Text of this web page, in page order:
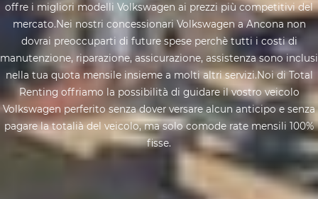
offre i migliori modelli Volkswagen ai prezzi più competitivi del
mercato.Nei nostri concessionari Volkswagen a Ancona non
dovrai preoccuparti di future spese perchè tutti i costi di
manutenzione, riparazione, assicurazione, assistenza sono inclusi
nella tua quota mensile insieme a molti altri servizi.Noi di Total
Renting offriamo la possibilità di guidare il vostro veicolo
Volkswagen perferito senza dover versare alcun anticipo e senza
pagare la totalià del veicolo, ma solo comode rate mensili 100%
fisse.